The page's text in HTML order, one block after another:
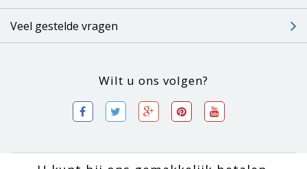
Veel gestelde vragen
Wilt u ons volgen?